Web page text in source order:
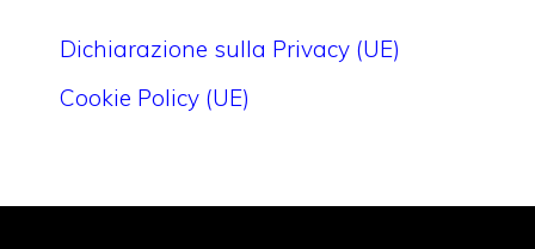
Dichiarazione sulla Privacy (UE)
Cookie Policy (UE)